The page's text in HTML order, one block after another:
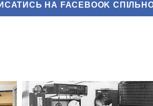
НА FACEBOOK